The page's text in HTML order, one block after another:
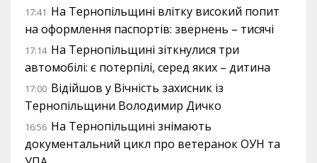
17:41 На Тернопільщині влітку високий попит
на оформлення паспортів: звернень – тисячі
17:14 На Тернопільщині зіткнулися три
автомобілі: є потерпілі, серед яких – дитина
17:00 Відійшов у Вічність захисник із
Тернопільщини Володимир Дичко
16:56 На Тернопільщині знімають
документальний цикл про ветеранок ОУН та